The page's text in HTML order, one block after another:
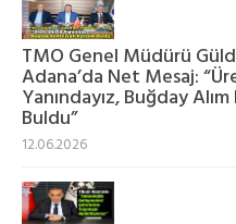
TMO Genel Müdürü
Adana’da Net Mesaj:
Yanındayız, Buğday Alım
Buldu”
12.06.2026